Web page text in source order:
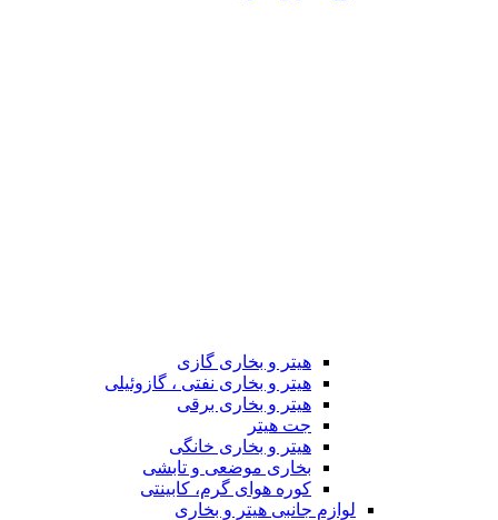
هیتر و بخاری گازی
هیتر و بخاری نفتی ، گازوئیلی
هیتر و بخاری برقی
جت هیتر
هیتر و بخاری خانگی
بخاری موضعی و تابشی
کوره هوای گرم، کابینتی
لوازم جانبی هیتر و بخاری